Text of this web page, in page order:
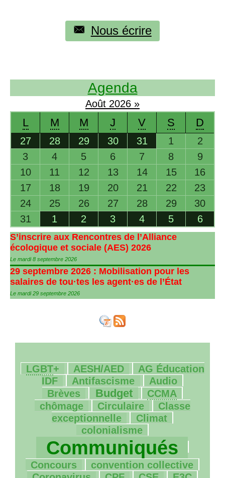
Nous écrire
Agenda
Août 2026 »
L M M J V S D
27 28 29 30 31 1
2
3
4 5 6 7 8
9
10
11 12 13 14 15
16
17
18 19 20 21 22
23
24
25 26 27 28 29
30
31
1 2 3 4 5 6
S’inscrire aux Rencontres de l’Alliance
écologique et sociale (AES) 2026
Le mardi 8 septembre 2026
29 septembre 2026 : Mobilisation pour les
salaires de tou·tes les agent·es de l’État
Le mardi 29 septembre 2026
24/2146
LGBT+
113/2146 AESH/AED
47/2146 AG Éducation
IDF
194/2146 Antifascisme
31/2146 Audio
25/2146
Brèves
604/2146 Budget
70/2146 CCMA
13/2146
chômage
188/2146 Circulaire
70/2146
Classe
exceptionnelle
257/2146 Climat
162/2146
colonialisme
Communiqués
69/2146
Concours
11/2146 convention collective
84/2146